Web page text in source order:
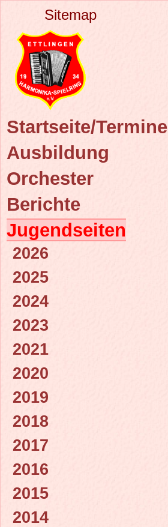
Sitemap
Startseite/Termine
Ausbildung
Orchester
Berichte
Jugendseiten
2026
2025
2024
2023
2021
2020
2019
2018
2017
2016
2015
2014